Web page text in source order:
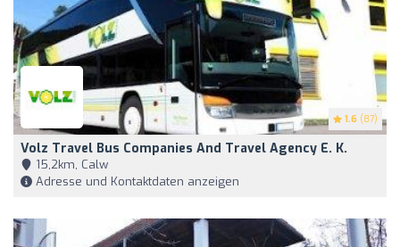
1.6 (87)
Volz Travel Bus Companies And Travel Agency E. K.
15,2km, Calw
Adresse und Kontaktdaten anzeigen